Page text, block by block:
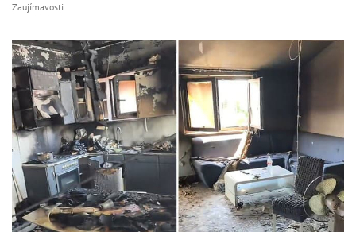
Zaujímavosti